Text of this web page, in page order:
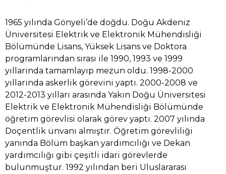
1965 yılında Gönyeli’de doğdu. Doğu Akdeniz
Üniversitesi Elektrik ve Elektronik Mühendisliği
Bölümünde Lisans, Yüksek Lisans ve Doktora
programlarından sırası ile 1990, 1993 ve 1999
yıllarında tamamlayıp mezun oldu. 1998-2000
yıllarında askerlik görevini yaptı. 2000-2008 ve
2012-2013 yılları arasında Yakın Doğu Üniversitesi
Elektrik ve Elektronik Mühendisliği Bölümünde
öğretim görevlisi olarak görev yaptı. 2007 yılında
Doçentlik ünvanı almıştır. Öğretim görevliliği
yanında Bölüm başkan yardımcılığı ve Dekan
yardımcılığı gibi çeşitli idari görevlerde
bulunmuştur. 1992 yılından beri Uluslararası